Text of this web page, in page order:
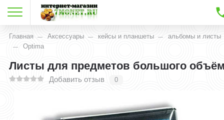
Главная Аксессуары кейсы и планшеты
альбомы и листы
Optima
Листы для предметов большого
Добавить отзыв 0